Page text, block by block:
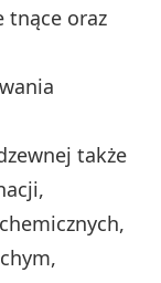
tnące oraz
także